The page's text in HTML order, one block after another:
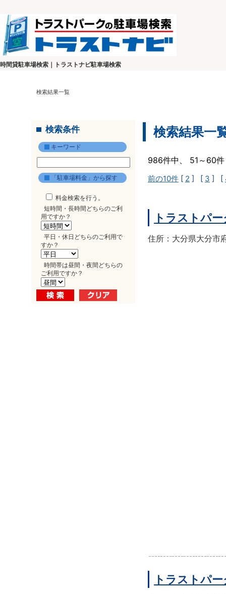
時間貸駐車場検索｜トラストナビ駐車場検索
検索結果一覧
検索条件
キーワード
「駐車場料金」から探す
料金検索を行う。
短時間・長時間どちらのご利
用ですか？
平日・休日どちらのご利用で
すか？
時間帯は昼間・夜間どちらの
ご利用ですか？
検索結果一
986件中、 51～60
前の10件 [ 2 ] [ 3 ] [
トラストパ
住所：大分県大分市
トラストパ